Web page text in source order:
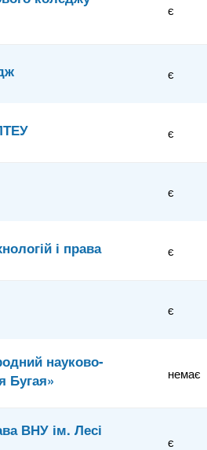
є
є
є
є
і права є
є
науково-
Бугая»
немає
ВНУ ім. Лесі
є